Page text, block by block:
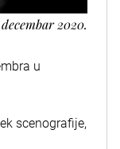
2020.
u
scenografije,